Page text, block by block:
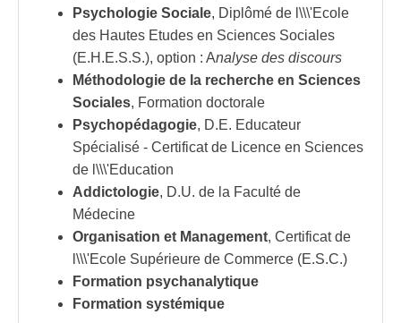
Psychologie Sociale, Diplômé de l\\\'Ecole
des Hautes Etudes en Sciences Sociales
(E.H.E.S.S.), option : Analyse des discours
Méthodologie de la recherche en Sciences
Sociales, Formation doctorale
Psychopédagogie, D.E. Educateur
Spécialisé - Certificat de Licence en Sciences
de l\\\'Education
Addictologie, D.U. de la Faculté de
Médecine
Organisation et Management, Certificat de
l\\\'Ecole Supérieure de Commerce (E.S.C.)
Formation psychanalytique
Formation systémique